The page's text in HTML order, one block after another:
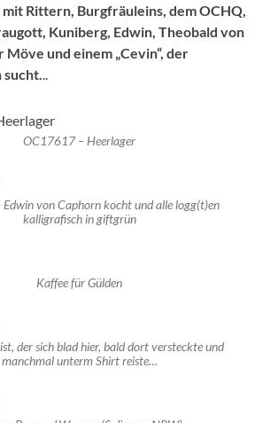
Rittern, Burgfräuleins, dem OCHQ,
Kuniberg, Edwin, Theobald von
Möve und einem „Cevin“, der
OC17617 – Heerlager
von Caphorn kocht und alle logg(t)en
kalligrafisch in giftgrün
Kaffee für Gülden
der sich blad hier, bald dort versteckte und
manchmal unterm Shirt reiste…